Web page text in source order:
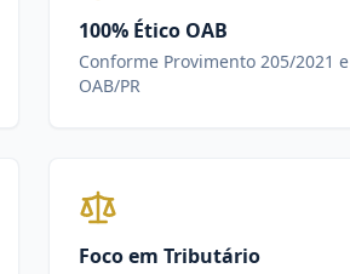
100% Ético OAB
Conforme Provimento 205/2021 e
OAB/PR
Foco em Tributário